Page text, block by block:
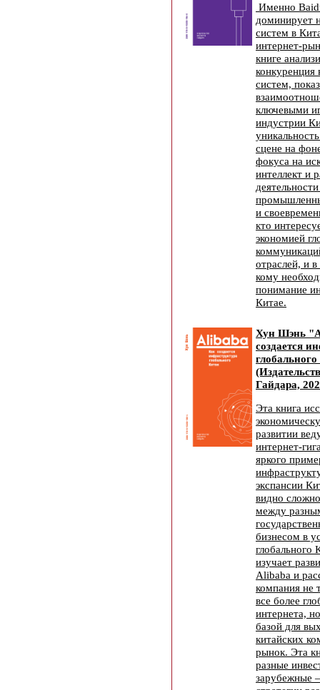
Именно
доминирует
систем в
интернет-
книге
конкуренция
систем,
ключевыми
индустрии
сцене на
фокуса на
интеллект и
и
кто
экономией
отраслей, и
кому
понимание
Китае.
Хун Шэнь
создается
Гайдара,
Эта книга
развитии
интернет-
яркого
экспансии
видно
между
бизнесом в
изучает
Alibaba и
компания не
все более
интернета,
базой для
китайских
рынок. Эта
разные
зарубежные